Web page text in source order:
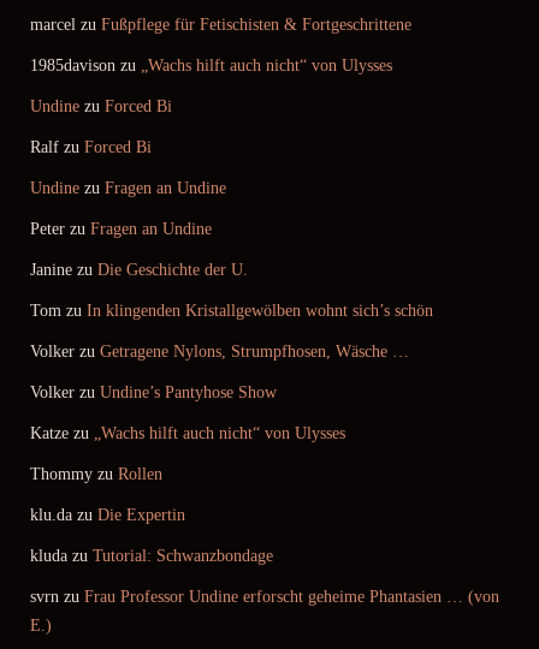
marcel zu Fußpflege für Fetischisten & Fortgeschrittene
1985davison zu „Wachs hilft auch nicht“ von Ulysses
Undine zu Forced Bi
Ralf zu Forced Bi
Undine zu Fragen an Undine
Peter zu Fragen an Undine
Janine zu Die Geschichte der U.
Tom zu In klingenden Kristallgewölben wohnt sich’s schön
Volker zu Getragene Nylons, Strumpfhosen, Wäsche …
Volker zu Undine’s Pantyhose Show
Katze zu „Wachs hilft auch nicht“ von Ulysses
Thommy zu Rollen
klu.da zu Die Expertin
kluda zu Tutorial: Schwanzbondage
svrn zu Frau Professor Undine erforscht geheime Phantasien … (von
E.)